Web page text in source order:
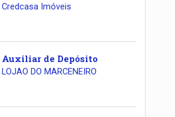
Credcasa Imóveis
Auxiliar de Depósito
LOJAO DO MARCENEIRO